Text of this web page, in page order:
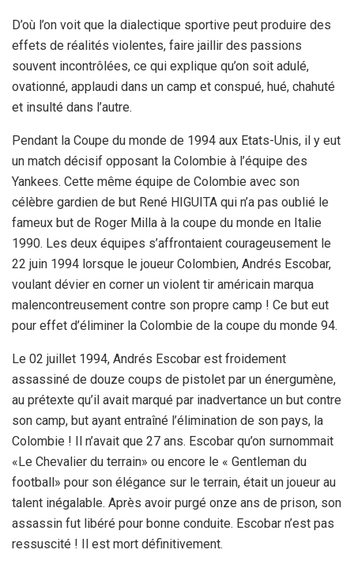
D’où l’on voit que la dialectique sportive peut produire des
effets de réalités violentes, faire jaillir des passions
souvent incontrôlées, ce qui explique qu’on soit adulé,
ovationné, applaudi dans un camp et conspué, hué, chahuté
et insulté dans l’autre.
Pendant la Coupe du monde de 1994 aux Etats-Unis, il y eut
un match décisif opposant la Colombie à l’équipe des
Yankees. Cette même équipe de Colombie avec son
célèbre gardien de but René HIGUITA qui n’a pas oublié le
fameux but de Roger Milla à la coupe du monde en Italie
1990. Les deux équipes s’affrontaient courageusement le
22 juin 1994 lorsque le joueur Colombien, Andrés Escobar,
voulant dévier en corner un violent tir américain marqua
malencontreusement contre son propre camp ! Ce but eut
pour effet d’éliminer la Colombie de la coupe du monde 94.
Le 02 juillet 1994, Andrés Escobar est froidement
assassiné de douze coups de pistolet par un énergumène,
au prétexte qu’il avait marqué par inadvertance un but contre
son camp, but ayant entraîné l’élimination de son pays, la
Colombie ! Il n’avait que 27 ans. Escobar qu’on surnommait
«Le Chevalier du terrain» ou encore le « Gentleman du
football» pour son élégance sur le terrain, était un joueur au
talent inégalable. Après avoir purgé onze ans de prison, son
assassin fut libéré pour bonne conduite. Escobar n’est pas
ressuscité ! Il est mort définitivement.